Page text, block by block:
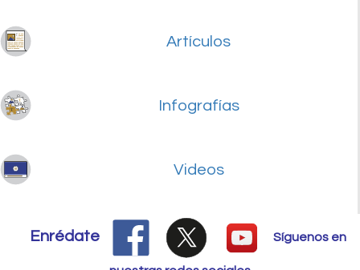
Artículos
Infografías
Videos
Enrédate Síguenos en